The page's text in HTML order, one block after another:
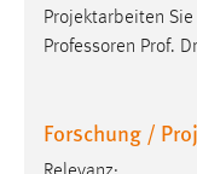
Projektarbeiten
Professoren Prof.
Forschung /